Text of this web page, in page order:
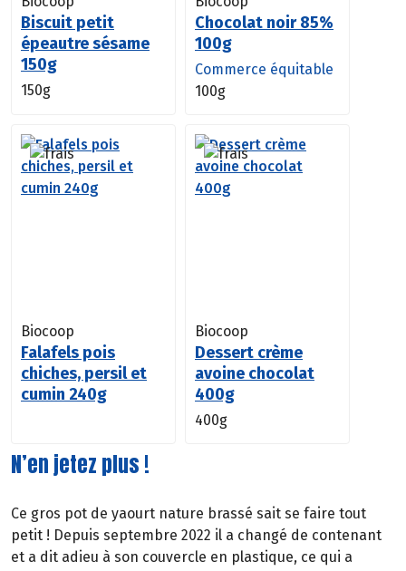
Biscuit petit
épeautre sésame
150g
150g
Chocolat noir 85%
100g
Commerce équitable
100g
Biocoop
Falafels pois
chiches, persil et
cumin 240g
Biocoop
Dessert crème
avoine chocolat
400g
400g
N’en jetez plus !
Ce gros pot de yaourt nature brassé sait se faire tout
petit ! Depuis septembre 2022 il a changé de contenant
et a dit adieu à son couvercle en plastique, ce qui a